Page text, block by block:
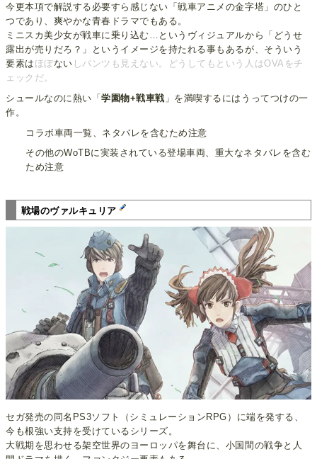
今更本項で解説する必要すら感じない「戦車アニメの金字塔」のひと
つであり、爽やかな青春ドラマでもある。
ミニスカ美少女が戦車に乗り込む…というヴィジュアルから「どうせ
露出が売りだろ？」というイメージを持たれる事もあるが、そういう
要素は ほぼない しパンツも見えない。どうしてもという人はOVAをチ
ェックだ。
シュールなのに熱い「学園物+戦車戦 」を満喫するにはうってつけの一
作。
コラボ車両一覧、ネタバレを含むため注意
その他のWoTBに実装されている登場車両、重大なネタバレを含む
ため注意
戦場のヴァルキュリア
セガ発売の同名PS3ソフト（シミュレーションRPG）に端を発する、
今も根強い支持を受けているシリーズ。
大戦期を思わせる架空世界のヨーロッパを舞台に、小国間の戦争と人